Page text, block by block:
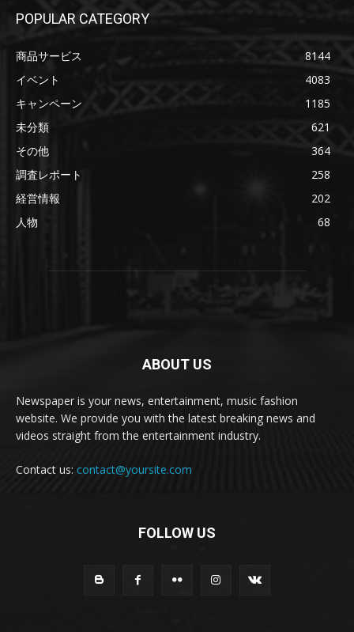
POPULAR CATEGORY
商品サービス
8144
イベント
4083
キャンペーン
1185
未分類
621
その他
364
調査レポート
258
経営情報
202
人物
68
ABOUT US
Newspaper is your news, entertainment, music fashion
website. We provide you with the latest breaking news and
videos straight from the entertainment industry.
Contact us: contact@yoursite.com
FOLLOW US